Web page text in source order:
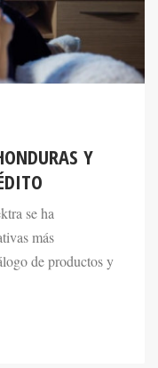
Y
se ha
más
de productos y